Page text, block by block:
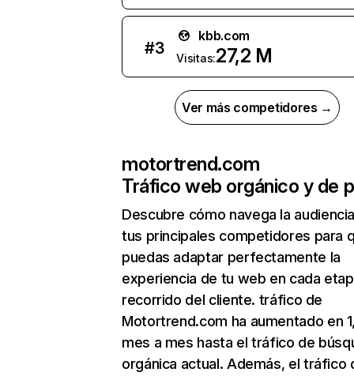
#3
kbb.com
Visitas:27,2 M
Ver más competidores →
motortrend.com
Tráfico web orgánico y de
Descubre cómo navega la
tus principales competidores para
puedas adaptar perfectamente la
experiencia de tu web en cada
recorrido del cliente. tráfico de
Motortrend.com ha aumentado en
mes a mes hasta el tráfico de
orgánica actual. Además, el tráfico